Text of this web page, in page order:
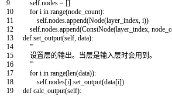
9
10
11
12
13
14
15
16
17
18
19
self nodes = []
for i in range(node_count):
self nodes append(Node(layer_index i))
self nodes append(ConstNode(layer_index
def set_output(self data):
'''
设置层的输出。当层是输入层时会用到。
'''
for i in range(len(data)):
self nodes[i] set_output(data[i])
def calc_output(self):